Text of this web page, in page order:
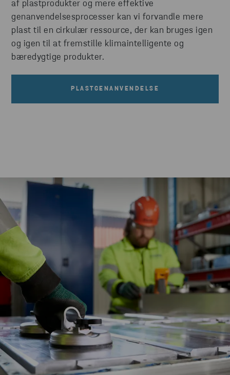
af plastprodukter og mere effektive
genanvendelsesprocesser kan vi forvandle mere
plast til en cirkulær ressource, der kan bruges igen
og igen til at fremstille klimaintelligente og
bæredygtige produkter.
PLASTGENANVENDELSE